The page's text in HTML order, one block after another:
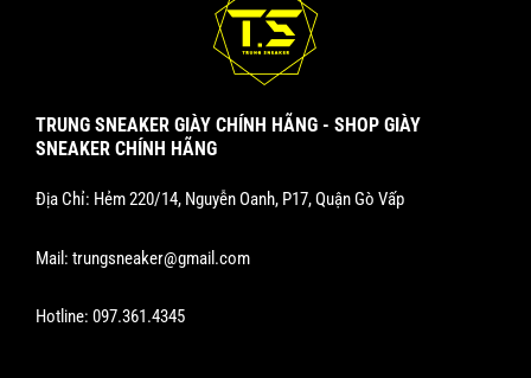
TRUNG SNEAKER GIÀY CHÍNH HÃNG - SHOP GIÀY
SNEAKER CHÍNH HÃNG
Địa Chỉ: Hẻm 220/14, Nguyễn Oanh, P17, Quận Gò Vấp
Mail: trungsneaker@gmail.com
Hotline: 097.361.4345